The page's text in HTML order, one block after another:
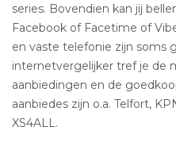
series. Bovendien kan jij
Facebook of Facetime of
en vaste telefonie zijn soms
internetvergelijker tref je de
aanbiedingen en de
aanbiedes zijn o.a. Telfort,
XS4ALL.